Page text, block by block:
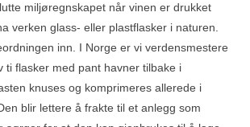
miljøregnskapet når vinen er drukket
verken glass- eller plastflasker i naturen.
inn. I Norge er vi verdensmestere
ti flasker med pant havner tilbake i
knuses og komprimeres allerede i
blir lettere å frakte til et anlegg som